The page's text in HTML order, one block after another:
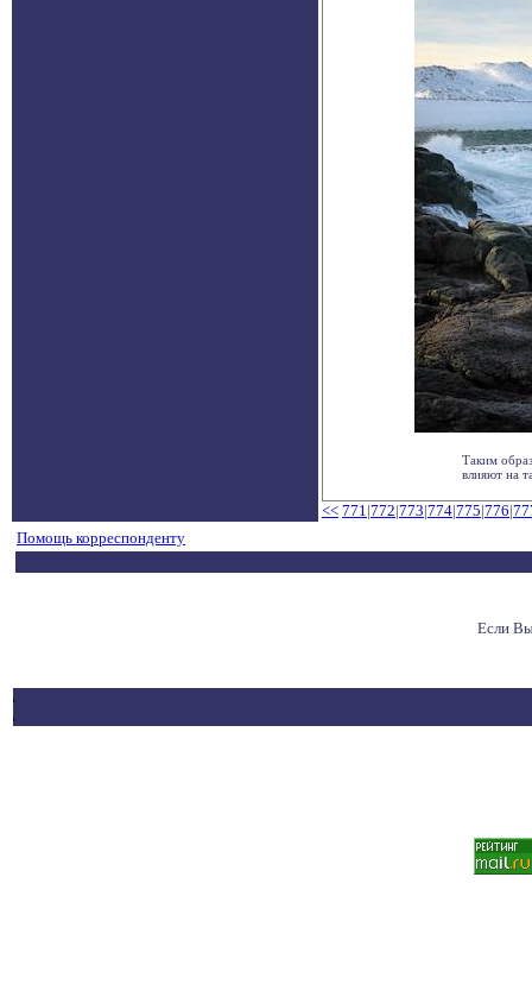
Таким
влияют на
<< 771|772|773|774|775|776|
Помощь корреспонденту
Если